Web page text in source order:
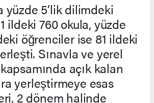
yüzde 5’lik dilimdeki
ildeki 760 okula, yüzde
öğrenciler ise 81 ildeki
Sınavla ve yerel
açık kalan
yerleştirmeye esas
2 dönem halinde